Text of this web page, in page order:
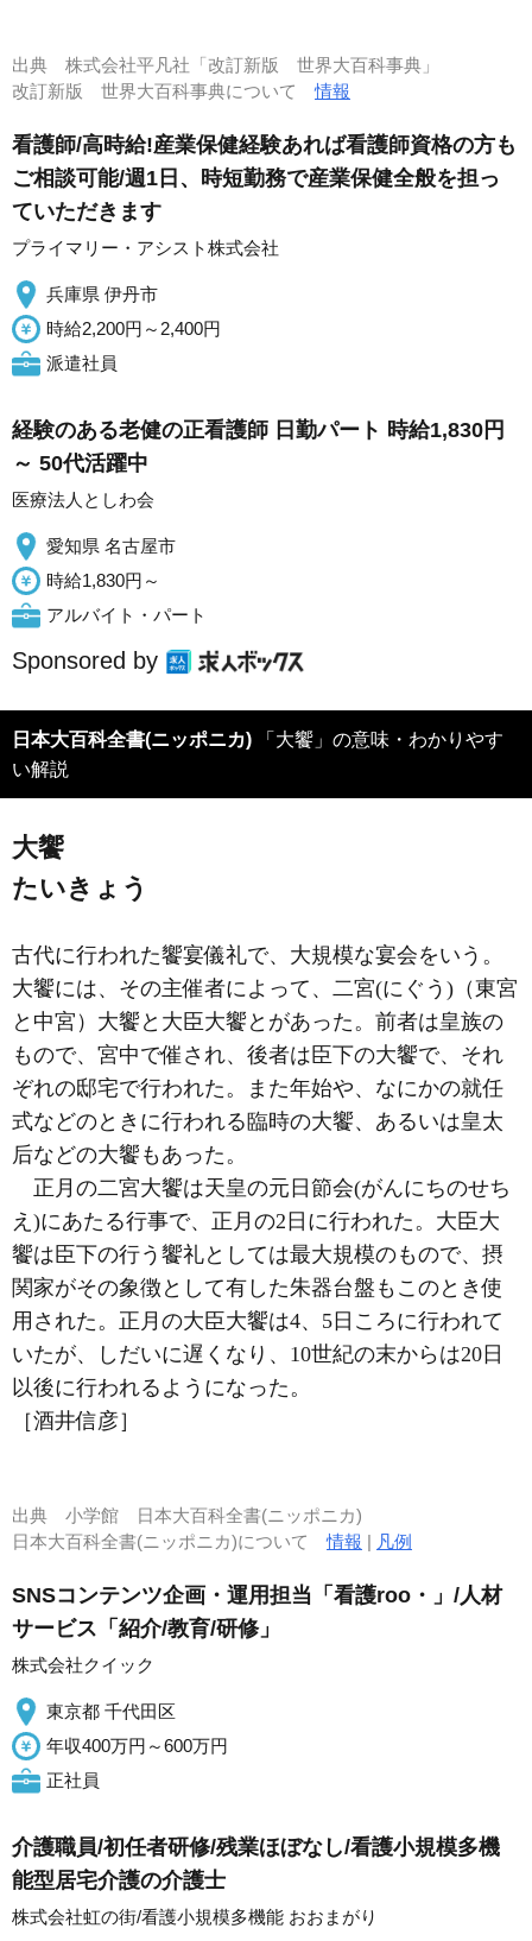
出典 株式会社平凡社「改訂新版 世界大百科事典」
改訂新版 世界大百科事典について情報
看護師/高時給!産業保健経験あれば看護師資格の方も
ご相談可能/週1日、時短勤務で産業保健全般を担っ
ていただきます
プライマリー・アシスト株式会社
兵庫県 伊丹市
時給2,200円～2,400円
派遣社員
経験のある老健の正看護師 日勤パート 時給1,830円
～ 50代活躍中
医療法人としわ会
愛知県 名古屋市
時給1,830円～
アルバイト・パート
Sponsored by
日本大百科全書(ニッポニカ)
い解説
大饗
たいきょう
古代に行われた饗宴儀礼で、大規模な宴会をいう。
大饗には、その主催者によって、二宮(にぐう)（東宮
と中宮）大饗と大臣大饗とがあった。前者は皇族の
もので、宮中で催され、後者は臣下の大饗で、それ
ぞれの邸宅で行われた。また年始や、なにかの就任
式などのときに行われる臨時の大饗、あるいは皇太
后などの大饗もあった。
正月の二宮大饗は天皇の元日節会(がんにちのせち
え)にあたる行事で、正月の2日に行われた。大臣大
饗は臣下の行う饗礼としては最大規模のもので、摂
関家がその象徴として有した朱器台盤もこのとき使
用された。正月の大臣大饗は4、5日ころに行われて
いたが、しだいに遅くなり、10世紀の末からは20日
以後に行われるようになった。
［酒井信彦］
出典 小学館 日本大百科全書(ニッポニカ)
日本大百科全書(ニッポニカ)について情報 | 凡例
SNSコンテンツ企画・運用担当「看護roo・」/人材
サービス「紹介/教育/研修」
株式会社クイック
東京都 千代田区
年収400万円～600万円
正社員
介護職員/初任者研修/残業ほぼなし/看護小規模多機
能型居宅介護の介護士
株式会社虹の街/看護小規模多機能 おおまがり